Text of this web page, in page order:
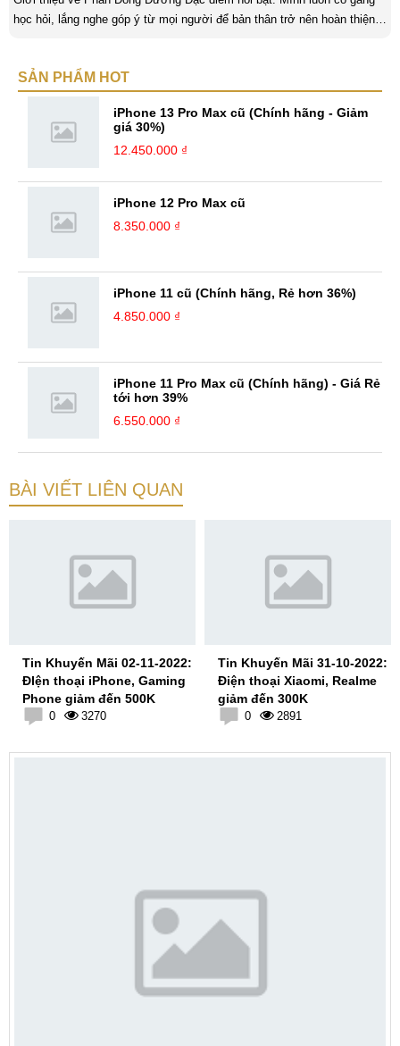
học hỏi, lắng nghe góp ý từ mọi người để bản thân trở nên hoàn thiện
sống cũng như công việc. Kinh nghiệm: Lĩnh vực content đòi hỏi sự
SẢN PHẨM HOT
iPhone 13 Pro Max cũ (Chính hãng - Giảm
giá 30%)
12.450.000 ₫
iPhone 12 Pro Max cũ
8.350.000 ₫
iPhone 11 cũ (Chính hãng, Rẻ hơn 36%)
4.850.000 ₫
iPhone 11 Pro Max cũ (Chính hãng) - Giá Rẻ
tới hơn 39%
6.550.000 ₫
BÀI VIẾT LIÊN QUAN
Tin Khuyến Mãi 02-11-2022:
ĐIện thoại iPhone, Gaming
Phone giảm đến 500K
0 3270
Tin Khuyến Mãi 31-10-2022:
Điện thoại Xiaomi, Realme
giảm đến 300K
0 2891